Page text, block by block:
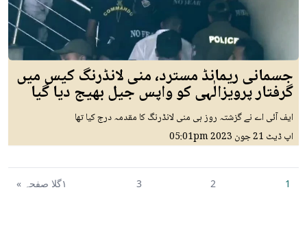
جسمانی ریمانڈ مسترد، منی لانڈرنگ کیس میں
گرفتار پرویزالٰہی کو واپس جیل بھیج دیا گیا
ایف آئی اے نے گزشتہ روز ہی منی لانڈرنگ کا مقدمہ درج کیا تھا
اپ ڈیٹ 21 جون 2023 05:01pm
1
2
3 ١گلا صفحہ »